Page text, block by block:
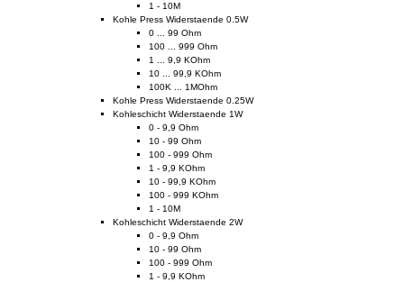
1 - 10M
Kohle Press Widerstaende 0.5W
0 ... 99 Ohm
100 ... 999 Ohm
1 ... 9,9 KOhm
10 ... 99,9 KOhm
100K ... 1MOhm
Kohle Press Widerstaende 0.25W
Kohleschicht Widerstaende 1W
0 - 9,9 Ohm
10 - 99 Ohm
100 - 999 Ohm
1 - 9,9 KOhm
10 - 99,9 KOhm
100 - 999 KOhm
1 - 10M
Kohleschicht Widerstaende 2W
0 - 9,9 Ohm
10 - 99 Ohm
100 - 999 Ohm
1 - 9,9 KOhm